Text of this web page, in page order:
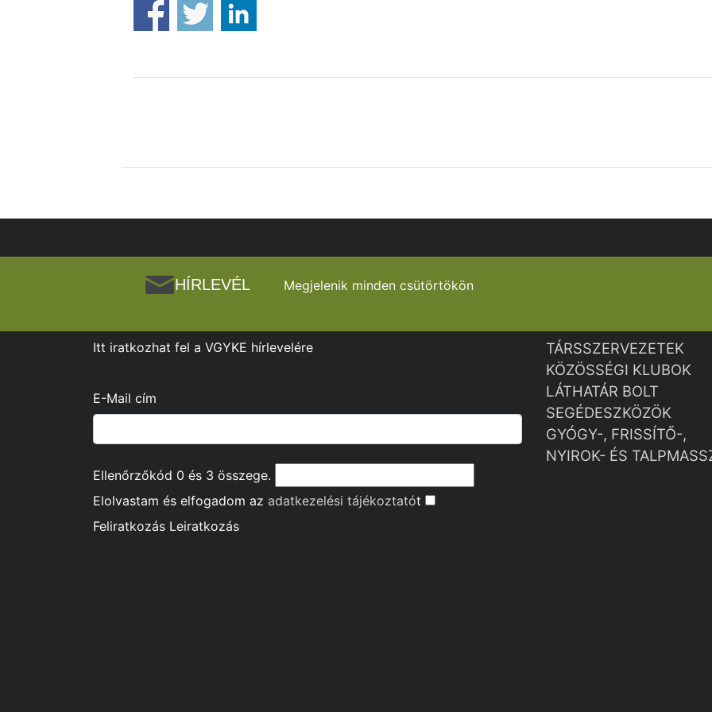
HÍRLEVÉL Megjelenik minden csütörtökön
Itt iratkozhat fel a VGYKE hírlevelére
E-Mail cím
Ellenőrzőkód 0 és 3 összege.
Elolvastam és elfogadom az adatkezelési tájékoztatót
Feliratkozás Leiratkozás
TÁRSSZERVEZETEK
KÖZÖSSÉGI KLUBOK
LÁTHATÁR BOLT
SEGÉDESZKÖZÖK
GYÓGY-, FRISSÍTŐ-,
NYIROK- ÉS